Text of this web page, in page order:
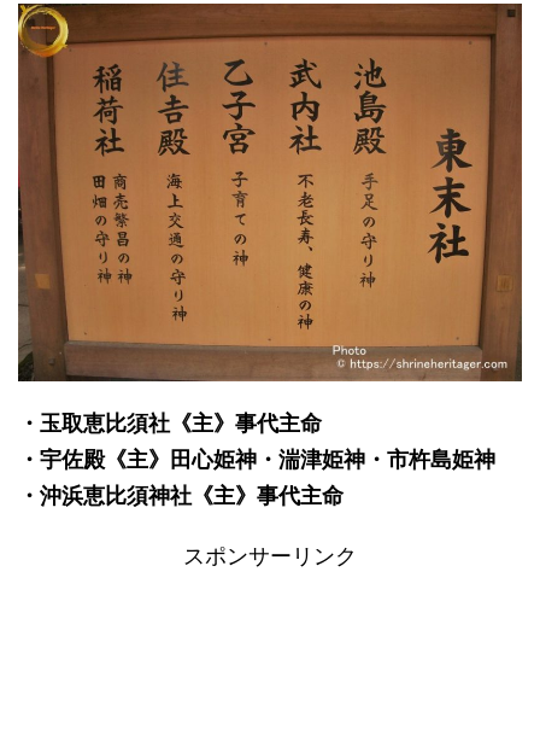
・玉取恵比須社《主》事代主命
・宇佐殿《主》田心姫神・湍津姫神・市杵島姫神
・沖浜恵比須神社《主》事代主命
スポンサーリンク